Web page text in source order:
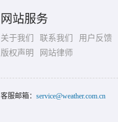
网站服务
关于我们 联系我们
用户反馈
版权声明
网站律师
客服邮箱： service@weather.com.cn